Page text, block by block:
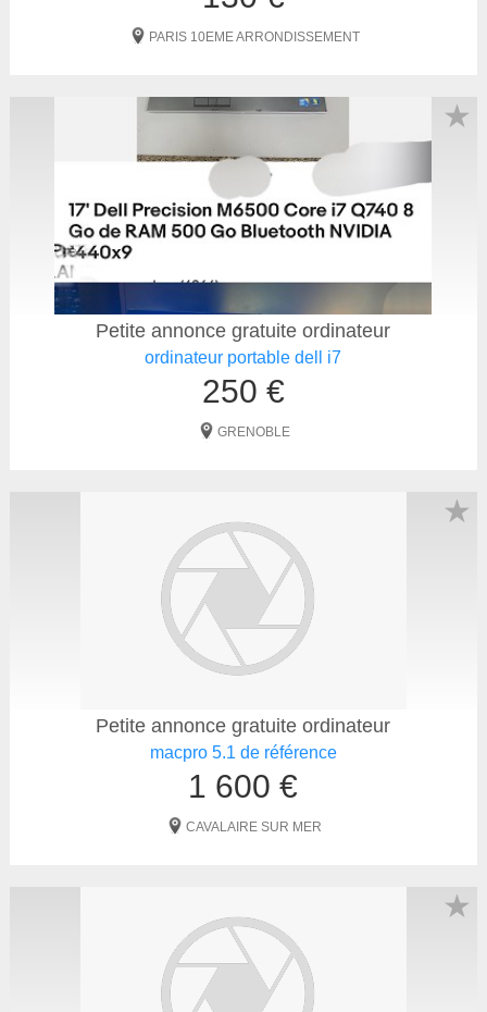
PARIS 10EME ARRONDISSEMENT
Petite annonce gratuite ordinateur
ordinateur portable dell i7
250 €
GRENOBLE
★
Petite annonce gratuite ordinateur
macpro 5.1 de référence
1 600 €
CAVALAIRE SUR MER
★
★